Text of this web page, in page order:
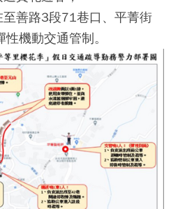
善路3段71巷口、平菁街
機動交通管制。